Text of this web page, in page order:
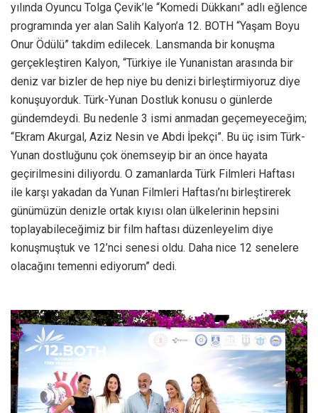
yılında Oyuncu Tolga Çevik’le “Komedi Dükkanı” adlı eğlence
programında yer alan Salih Kalyon’a 12. BOTH “Yaşam Boyu
Onur Ödülü” takdim edilecek. Lansmanda bir konuşma
gerçekleştiren Kalyon, “Türkiye ile Yunanistan arasında bir
deniz var bizler de hep niye bu denizi birleştirmiyoruz diye
konuşuyorduk. Türk-Yunan Dostluk konusu o günlerde
gündemdeydi. Bu nedenle 3 ismi anmadan geçemeyeceğim;
“Ekram Akurgal, Aziz Nesin ve Abdi İpekçi”. Bu üç isim Türk-
Yunan dostluğunu çok önemseyip bir an önce hayata
geçirilmesini diliyordu. O zamanlarda Türk Filmleri Haftası
ile karşı yakadan da Yunan Filmleri Haftası’nı birleştirerek
günümüzün denizle ortak kıyısı olan ülkelerinin hepsini
toplayabileceğimiz bir film haftası düzenleyelim diye
konuşmuştuk ve 12’nci senesi oldu. Daha nice 12 senelere
olacağını temenni ediyorum” dedi.